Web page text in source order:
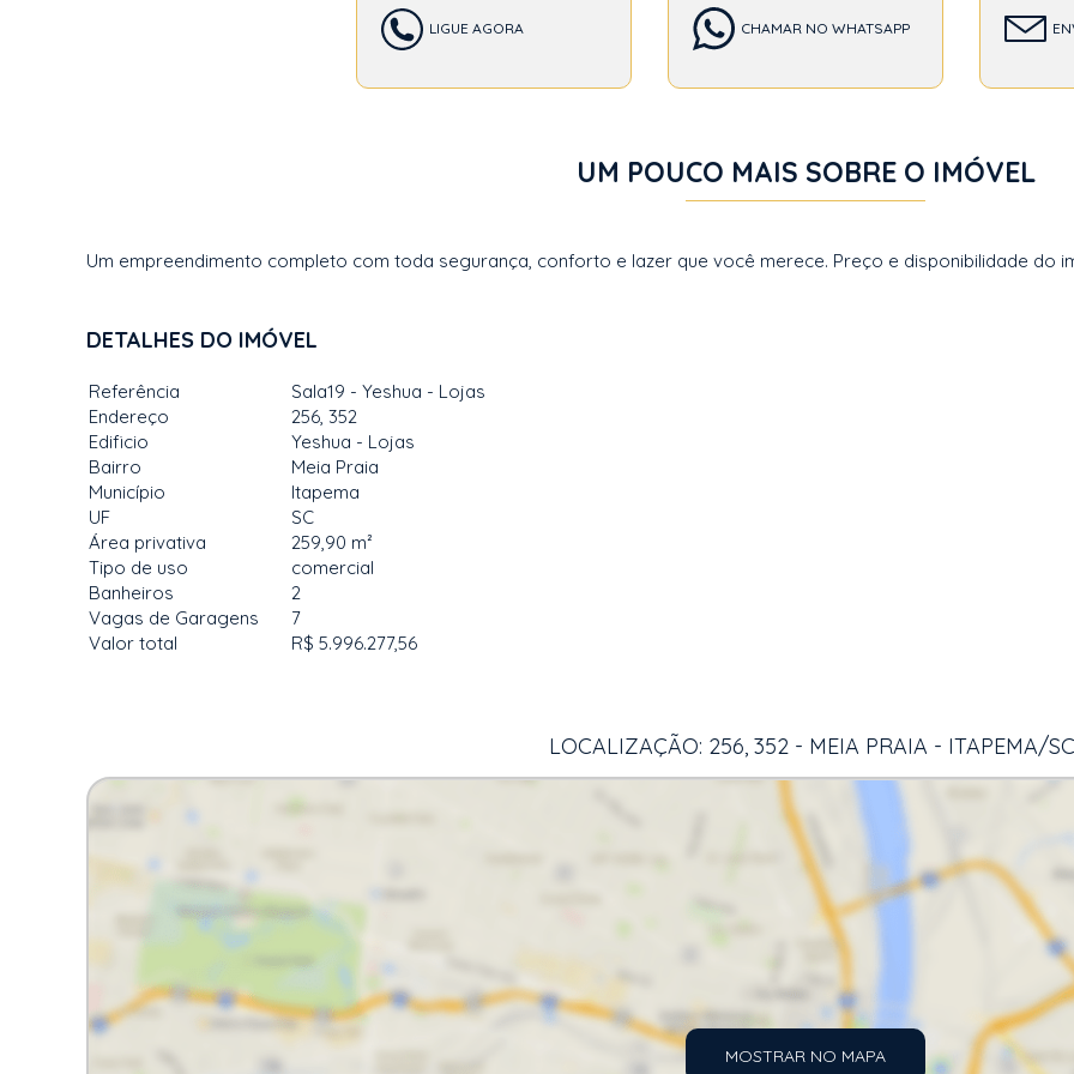
LIGUE AGORA CHAMAR NO WHATSAPP
UM POUCO MAIS SOBRE O IMÓVEL
Um empreendimento completo com toda segurança, conforto e lazer que você merece. Preço e disponibilidade do
DETALHES DO IMÓVEL
Referência
Sala19 - Yeshua - Lojas
Endereço
256, 352
Edificio
Yeshua - Lojas
Bairro
Meia Praia
Município
Itapema
UF
SC
Área privativa
259,90 m²
Tipo de uso
comercial
Banheiros
2
Vagas de Garagens
7
Valor total
R$ 5.996.277,56
LOCALIZAÇÃO: 256, 352 - MEIA PRAIA - ITAPEMA/SC
MOSTRAR NO MAPA